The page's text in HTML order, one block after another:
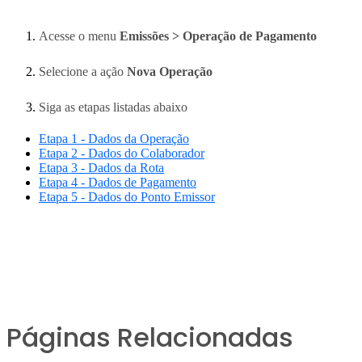
Acesse o menu Emissões > Operação de Pagamento
Selecione a ação Nova Operação
Siga as etapas listadas abaixo
Etapa 1 - Dados da Operação
Etapa 2 - Dados do Colaborador
Etapa 3 - Dados da Rota
Etapa 4 - Dados de Pagamento
Etapa 5 - Dados do Ponto Emissor
Páginas Relacionadas